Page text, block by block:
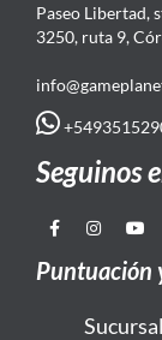
Paseo Libertad,
3250, ruta 9,
Seguinos
Puntuación